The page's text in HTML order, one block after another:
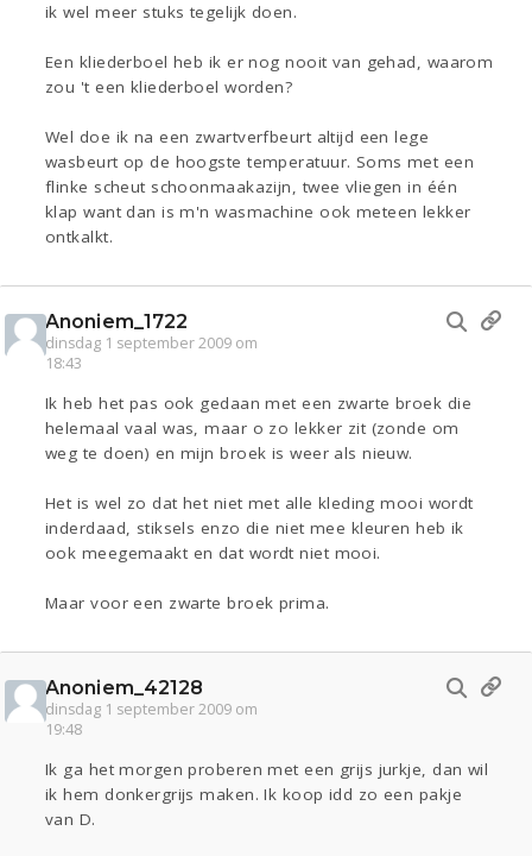
ik wel meer stuks tegelijk doen.
Een kliederboel heb ik er nog nooit van gehad, waarom
zou 't een kliederboel worden?
Wel doe ik na een zwartverfbeurt altijd een lege
wasbeurt op de hoogste temperatuur. Soms met een
flinke scheut schoonmaakazijn, twee vliegen in één
klap want dan is m'n wasmachine ook meteen lekker
ontkalkt.
Anoniem_1722
dinsdag 1 september 2009 om
18:43
Ik heb het pas ook gedaan met een zwarte broek die
helemaal vaal was, maar o zo lekker zit (zonde om
weg te doen) en mijn broek is weer als nieuw.
Het is wel zo dat het niet met alle kleding mooi wordt
inderdaad, stiksels enzo die niet mee kleuren heb ik
ook meegemaakt en dat wordt niet mooi.
Maar voor een zwarte broek prima.
Anoniem_42128
dinsdag 1 september 2009 om
19:48
Ik ga het morgen proberen met een grijs jurkje, dan wil
ik hem donkergrijs maken. Ik koop idd zo een pakje
van D.